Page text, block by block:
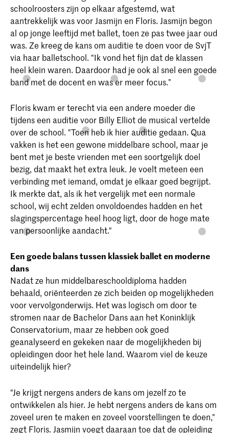
schoolroosters zijn op elkaar afgestemd, wat
aantrekkelijk was voor Jasmijn en Floris. Jasmijn begon
al op jonge leeftijd met ballet, toen ze pas twee jaar oud
was. Ze kreeg de kans om auditie te doen voor de SvjT
via haar balletschool. "Ik vond het fijn dat de klassen
heel klein waren. Daardoor had je ook al snel een goede
band met de docent en was er meer focus.”
Floris kwam er terecht via een andere moeder die
tijdens een auditie voor Billy Elliot de musical vertelde
over de school. "Toen heb ik hier auditie gedaan. Qua
vakken is het een gewone middelbare school, maar je
bent met je beste vrienden met een soortgelijk doel
bezig, dat maakt het extra leuk. Je voelt meteen een
verbinding met iemand, omdat je elkaar goed begrijpt.
Ik merkte dat, als ik het vergelijk met een normale
school, wij echt zelden onvoldoendes hadden en het
slagingspercentage heel hoog ligt, door de hoge mate
van persoonlijke aandacht."
Een goede balans tussen klassiek ballet en moderne
dans
Nadat ze hun middelbareschooldiploma hadden
behaald, oriënteerden ze zich beiden op mogelijkheden
voor vervolgonderwijs. Het was logisch om door te
stromen naar de Bachelor Dans aan het Koninklijk
Conservatorium, maar ze hebben ook goed
geanalyseerd en gekeken naar de mogelijkheden bij
opleidingen door het hele land. Waarom viel de keuze
uiteindelijk hier?
"Je krijgt nergens anders de kans om jezelf zo te
ontwikkelen als hier. Je hebt nergens anders de kans om
zoveel uren te maken en zoveel voorstellingen te doen,"
zegt Floris. Jasmijn voegt daaraan toe dat de opleiding